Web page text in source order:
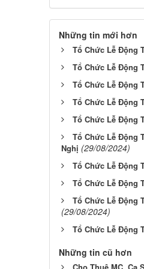
Những tin mới hơn
Tổ Chức Lễ Động
Tổ Chức Lễ Động
Tổ Chức Lễ Động
Tổ Chức Lễ Động
Tổ Chức Lễ Động
Tổ Chức Lễ Động
Nghị (29/08/2024)
Tổ Chức Lễ Động
Tổ Chức Lễ Động
Tổ Chức Lễ Động
(29/08/2024)
Tổ Chức Lễ Động
Những tin cũ hơn